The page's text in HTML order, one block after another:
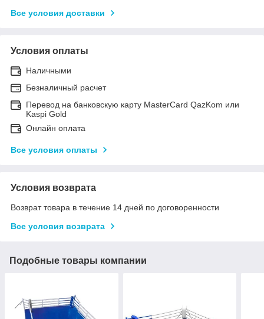
Все условия доставки
Условия оплаты
Наличными
Безналичный расчет
Перевод на банковскую карту MasterCard QazKom или
Kaspi Gold
Онлайн оплата
Все условия оплаты
Условия возврата
Возврат товара в течение 14 дней по договоренности
Все условия возврата
Подобные товары компании